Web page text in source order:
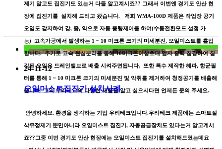
제기 말고도 집진기도 있는거 다들 알고계시죠?? 그래서 이번엔 경기도 안산 현
장에 집진기를 설치해 드리고 왔습니다. 저희 WMA-100D 제품은 작업장 공기
오염도 감지하여 강, 중, 약으로 자동 풍량제어를 하며(수동전환모드 설정 가
능) 고속가공에서 발생하는 1 ~ 10 미크론 크기의 미세분진, 오일미스트를 흡입
합니다. 추가로 고속 원심분리를 통해 10미크론이상초대 입자 중력 침강하여 침
강된 오일은 드레인밸브로 배출 시켜주면됩니다. 또한 특수 제작한 헤파, 항균필
터를 통해 1 ~ 10 미크론 크기의 미세분진 및 악취를 제거하여 청정공기를 배출해
줍니다. 그외 우리테크의 다양한 제품을 알고 싶으시다면 언제든 문의 주세요.
24-11-12
오일미스트집진기 설치사례
안녕하세요. 환경을 생각하는 기업 우리테크입니다.​우리테크 제품에는 스마트절
삭유정제기 뿐만아니라 오일미스트 집진기, 자동공급장치도 있다는거 알고계시
죠??​그중 이번 경기도 안산 현장에는 오일미스트 집진기를 설치해드렸는데요